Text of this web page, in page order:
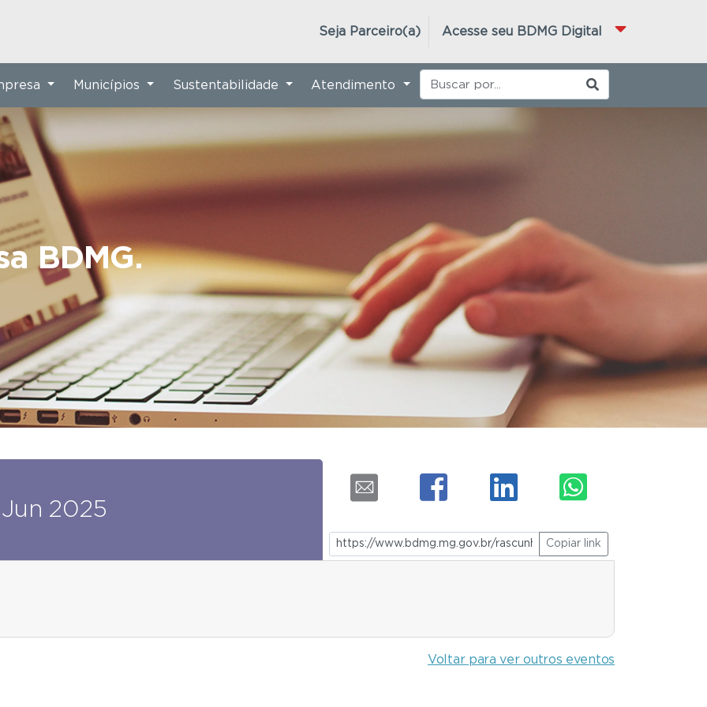
Acesse seu BDMG Digital
Seja Parceiro(a)
BDMG.
Municípios Sustentabilidade Atendimento
Jun 2025
Copiar link
Voltar para ver outros eventos